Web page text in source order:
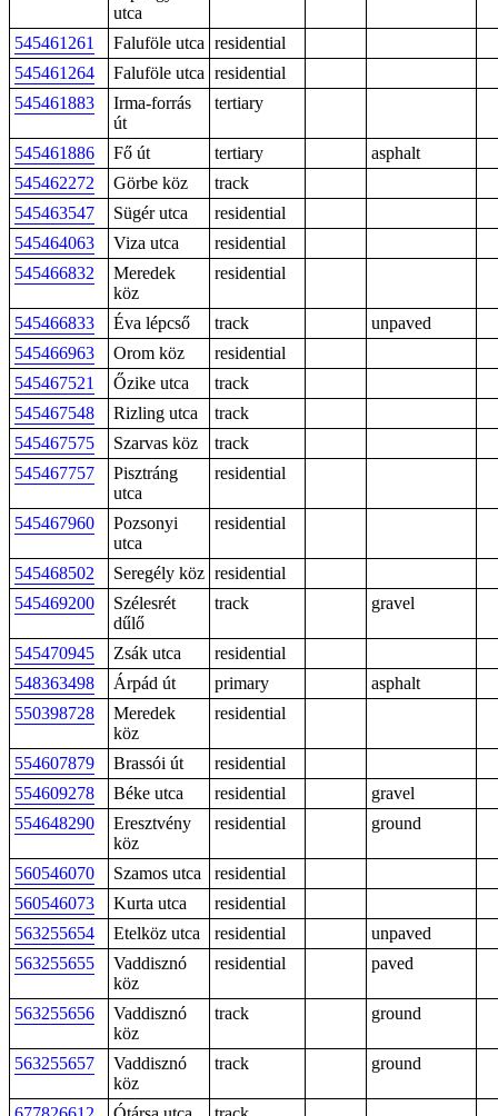
utca
545461261 Faluföle utca residential
545461264
Faluföle utca residential
545461883
Irma-forrás
út
tertiary
545461886 Fő út tertiary
asphalt
545462272
Görbe köz
track
545463547
Sügér utca
residential
545464063
Viza utca
residential
545466832
Meredek
köz
residential
545466833 Éva lépcső track
unpaved
545466963
Orom köz
residential
545467521
Őzike utca
track
545467548
Rizling utca
track
545467575
Szarvas köz
track
545467757
Pisztráng
utca
residential
545467960
Pozsonyi
utca
residential
545468502 Seregély köz residential
545469200
Szélesrét
dűlő
track gravel
545470945 Zsák utca
residential
548363498
Árpád út primary
asphalt
550398728
Meredek
köz
residential
554607879 Brassói út
residential
554609278
Béke utca residential
gravel
554648290
Eresztvény
köz
residential ground
560546070 Szamos utca
residential
560546073
Kurta utca
residential
563255654
Etelköz utca residential
unpaved
563255655
Vaddisznó
köz
residential paved
563255656
Vaddisznó
köz
track ground
563255657
Vaddisznó
köz
track ground